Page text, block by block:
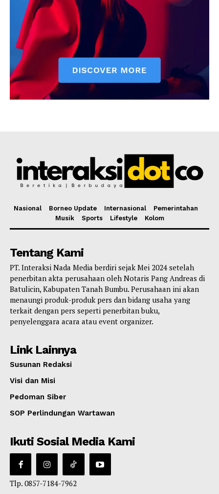
Nasional Borneo Update Internasional
Pemerintahan
Musik
Sports Lifestyle Kolom
Tentang Kami
PT. Interaksi Nada Media berdiri sejak Mei 2024 setelah
penerbitan akta perusahaan oleh Notaris Pang Andreas di
Batulicin, Kabupaten Tanah Bumbu. Perusahaan ini akan
menaungi produk-produk pers dan bidang usaha yang
terkait dengan pers seperti penerbitan buku,
penyelenggara acara atau event organizer.
Link Lainnya
Susunan Redaksi
Visi dan Misi
Pedoman Siber
SOP Perlindungan Wartawan
Ikuti Sosial Media Kami
Tlp. 0857-7184-7962